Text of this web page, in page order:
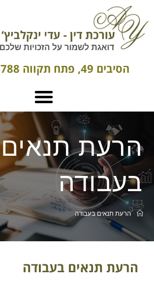
הסיבים 49, פתח תקווה 03-5614788
הרעת תנאים
בעבודה
הרעת תנאים בעבודה
הרעת תנאים בעבודה